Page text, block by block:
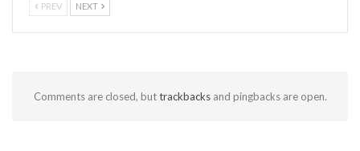
PREV NEXT
Comments are closed, buttrackbacksand pingbacks are open.